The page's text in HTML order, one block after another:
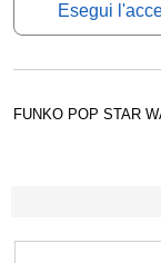
Esegui
FUNKO POP STAR